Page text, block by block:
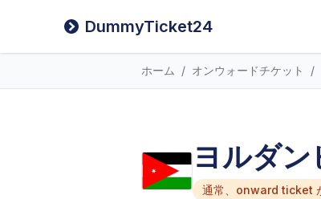
DummyTicket24
ホーム / オンウォードチケット /
ヨルダン
通常、onward ticket